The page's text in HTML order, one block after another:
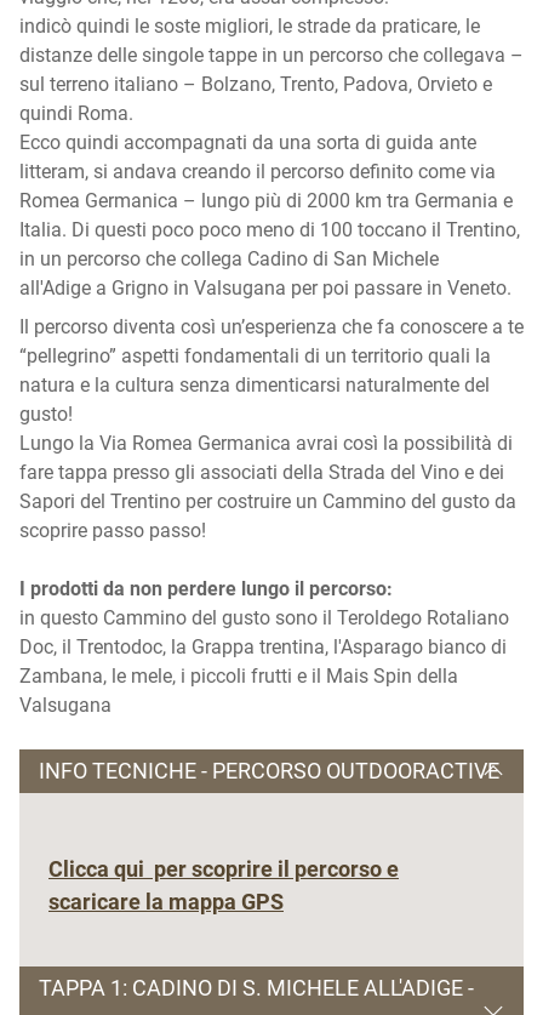
indicò quindi le soste migliori, le strade da praticare, le
distanze delle singole tappe in un percorso che collegava –
sul terreno italiano – Bolzano, Trento, Padova, Orvieto e
quindi Roma.
Ecco quindi accompagnati da una sorta di guida ante
litteram, si andava creando il percorso definito come via
Romea Germanica – lungo più di 2000 km tra Germania e
Italia. Di questi poco poco meno di 100 toccano il Trentino,
in un percorso che collega Cadino di San Michele
all'Adige a Grigno in Valsugana per poi passare in Veneto.
Il percorso diventa così un’esperienza che fa conoscere a te
“pellegrino” aspetti fondamentali di un territorio quali la
natura e la cultura senza dimenticarsi naturalmente del
gusto!
Lungo la Via Romea Germanica avrai così la possibilità di
fare tappa presso gli associati della Strada del Vino e dei
Sapori del Trentino per costruire un Cammino del gusto da
scoprire passo passo!
I prodotti da non perdere lungo il percorso:
in questo Cammino del gusto sono il Teroldego Rotaliano
Doc, il Trentodoc, la Grappa trentina, l'Asparago bianco di
Zambana, le mele, i piccoli frutti e il Mais Spin della
Valsugana
INFO TECNICHE - PERCORSO OUTDOORACTIVE
Clicca qui per scoprire il percorso e
scaricare la mappa GPS
TAPPA 1: CADINO DI S. MICHELE ALL'ADIGE -